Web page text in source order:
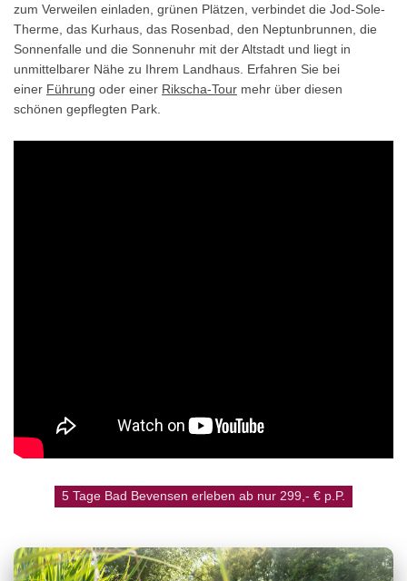
zum Verweilen einladen, grünen Plätzen, verbindet die Jod-Sole-
Therme, das Kurhaus, das Rosenbad, den Neptunbrunnen, die
Sonnenfalle und die Sonnenuhr mit der Altstadt und liegt in
unmittelbarer Nähe zu Ihrem Landhaus. Erfahren Sie bei
einer Führung oder einer Rikscha-Tour mehr über diesen
schönen gepflegten Park.
5 Tage Bad Bevensen erleben ab nur 299,- € p.P.